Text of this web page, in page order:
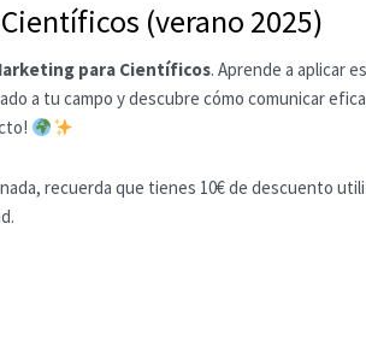
(verano 2025)
para Científicos. Aprende a aplicar
a tu campo y descubre cómo comunicar
recuerda que tienes 10€ de descuento